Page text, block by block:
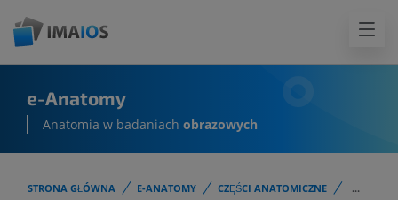
e-Anatomy
Anatomia w badaniach obrazowych
STRONA GŁÓWNA E-ANATOMY CZĘŚCI ANATOMICZNE
...